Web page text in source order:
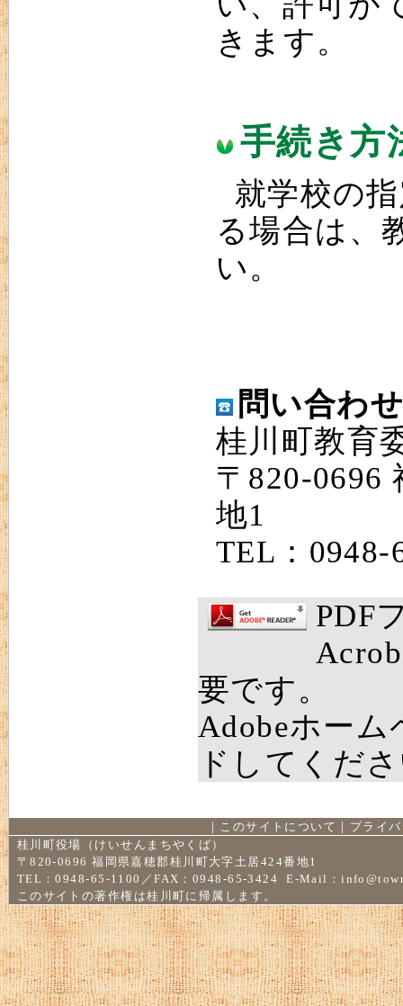
きます。
手続き方
就学校の
る場合は、
い。
問い合わ
桂川町教育
〒820-0696
地1
TEL：0948-
PDF
要です。
Adobeホー
ドしてくだ
｜ このサイトについて ｜ プライ
桂川町役場（けいせんまちやくば）
〒820-0696 福岡県嘉穂郡桂川町大字土居424番地1
TEL：0948-65-1100／FAX：0948-65-3424 E-Mail：
このサイトの著作権は桂川町に帰属します。